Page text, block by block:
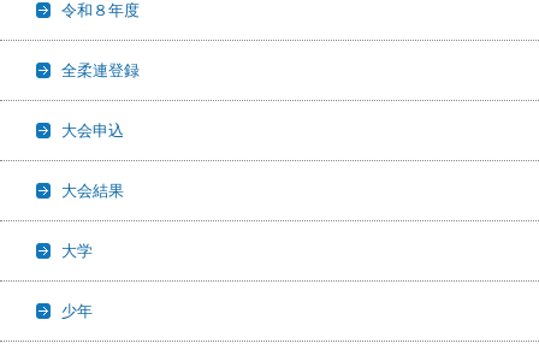
令和８年度
全柔連登録
大会申込
大会結果
大学
少年